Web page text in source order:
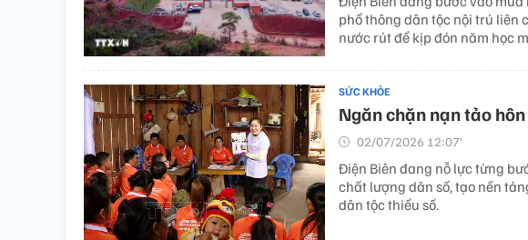
phổ thông dân tộc nội trú liên
nước rút để kịp đón năm học
SỨC KHỎE
Ngăn chặn nạn tảo
02/07/2026 12:07’
Điện Biên đang nỗ lực từng
chất lượng dân số, tạo nền
dân tộc thiểu số.